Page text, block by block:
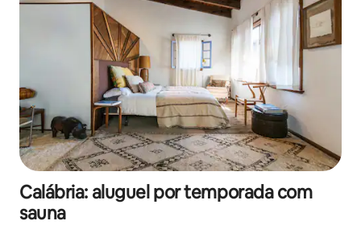
Calábria: aluguel por temporada com
sauna